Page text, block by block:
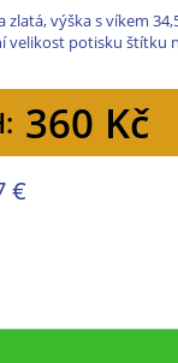
zlatá, výška s víkem
velikost potisku štítku
360 Kč
€